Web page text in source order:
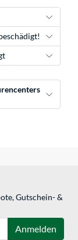
Gutschein- &
Anmelden